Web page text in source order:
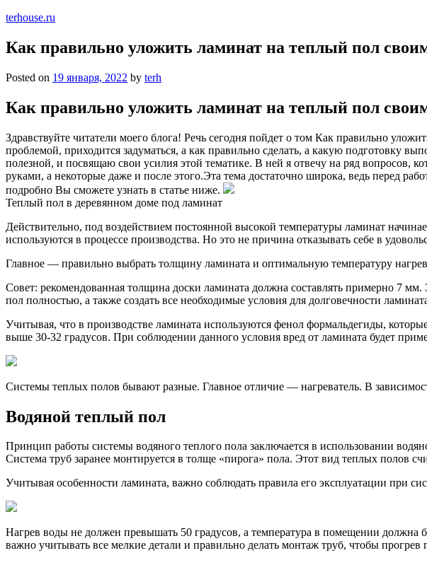
terhouse.ru
Как правильно уложить ламинат на теплый пол
Posted on 19 января, 2022 by terh
Как правильно уложить ламинат на теплый пол
Здравствуйте читатели моего блога! Речь сегодня пойдет о том Как правильно
проблемой, приходится задуматься, а как правильно сделать, а какую подготовку
полезной, и посвящаю свои усилия этой тематике. В ней я отвечу на ряд вопросов,
руками, а некоторые даже и после этого.Эта тема достаточно широка, ведь перед
подробно Вы сможете узнать в статье ниже.
Теплый пол в деревянном доме под ламинат
Действительно, под воздействием постоянной высокой температуры ламинат
используются в процессе производства. Но это не причина отказывать себе в
Главное — правильно выбрать толщину ламината и оптимальную температуру
Совет: рекомендованная толщина доски ламината должна составлять примерно 7
пол полностью, а также создать все необходимые условия для долговечности
Учитывая, что в производстве ламината используются фенол формальдегиды,
выше 30-32 градусов. При соблюдении данного условия вред от ламината будет
Системы теплых полов бывают разные. Главное отличие — нагреватель. В
Водяной теплый пол
Принцип работы системы водяного теплого пола заключается в использовании
Система труб заранее монтируется в толще «пирога» пола. Этот вид теплых полов
Учитывая особенности ламината, важно соблюдать правила его эксплуатации при
Нагрев воды не должен превышать 50 градусов, а температура в помещении должна
важно учитывать все мелкие детали и правильно делать монтаж труб, чтобы